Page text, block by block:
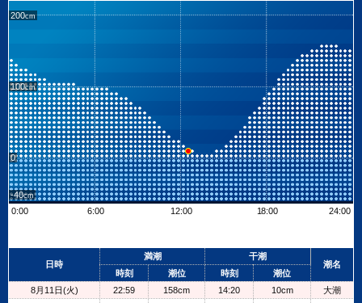
200
100
0
-40
0:00
6:00 12:00 18:00 24:00
+
日時
満潮
干潮
潮名
時刻
潮位 時刻
潮位
8月11日(火)
22:59 158cm 14:20 10cm 大潮